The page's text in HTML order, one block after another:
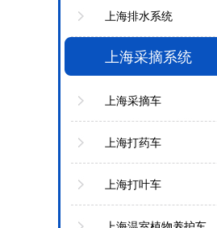
上海排水系统
上海采摘系统
上海采摘车
上海打药车
上海打叶车